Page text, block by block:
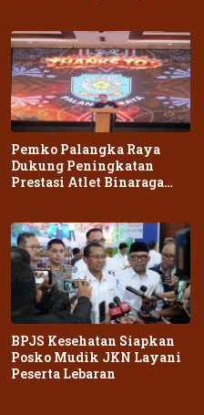
Pemko Palangka Raya
Dukung Peningkatan
Prestasi Atlet Binaraga
BPJS Kesehatan Siapkan
Posko Mudik JKN Layani
Peserta Lebaran